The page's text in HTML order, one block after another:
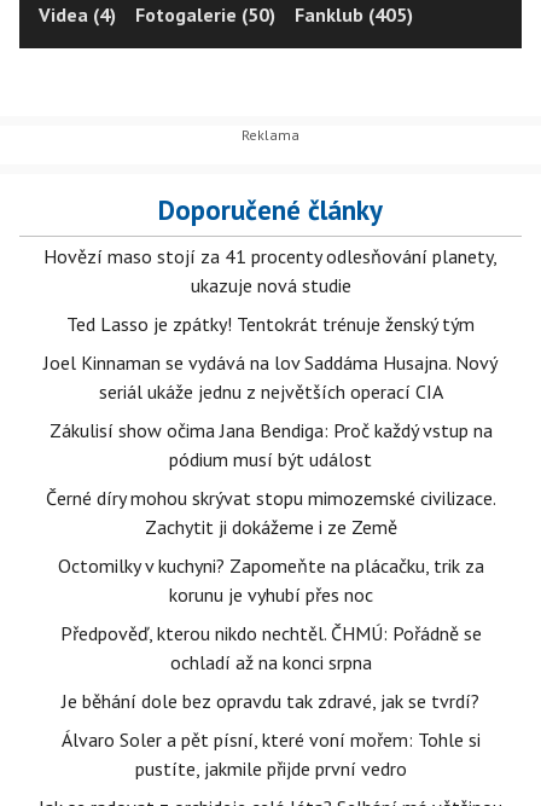
Videa (4) Fotogalerie (50) Fanklub (405)
Doporučené články
Hovězí maso stojí za 41 procenty odlesňování planety,
ukazuje nová studie
Ted Lasso je zpátky! Tentokrát trénuje ženský tým
Joel Kinnaman se vydává na lov Saddáma Husajna. Nový
seriál ukáže jednu z největších operací CIA
Zákulisí show očima Jana Bendiga: Proč každý vstup na
pódium musí být událost
Černé díry mohou skrývat stopu mimozemské civilizace.
Zachytit ji dokážeme i ze Země
Octomilky v kuchyni? Zapomeňte na plácačku, trik za
korunu je vyhubí přes noc
Předpověď, kterou nikdo nechtěl. ČHMÚ: Pořádně se
ochladí až na konci srpna
Je běhání dole bez opravdu tak zdravé, jak se tvrdí?
Álvaro Soler a pět písní, které voní mořem: Tohle si
pustíte, jakmile přijde první vedro